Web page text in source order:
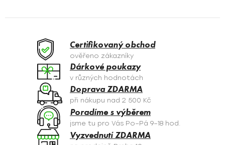
á
c
í
p
r
v
k
y
v
ý
Certifikovaný obchod
ověřeno zákazníky
Dárkové poukazy
v různých hodnotách
Doprava ZDARMA
při nákupu nad 2 500 Kč
Poradíme s výběrem
jsme tu pro Vás Po–Pá 9–18 hod.
Vyzvednutí ZDARMA